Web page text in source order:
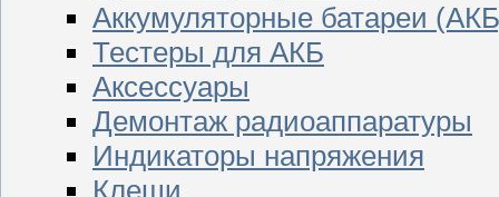
Аккумуляторные батареи
Тестеры для АКБ
Аксессуары
Демонтаж радиоаппаратуры
Индикаторы напряжения
Клещи